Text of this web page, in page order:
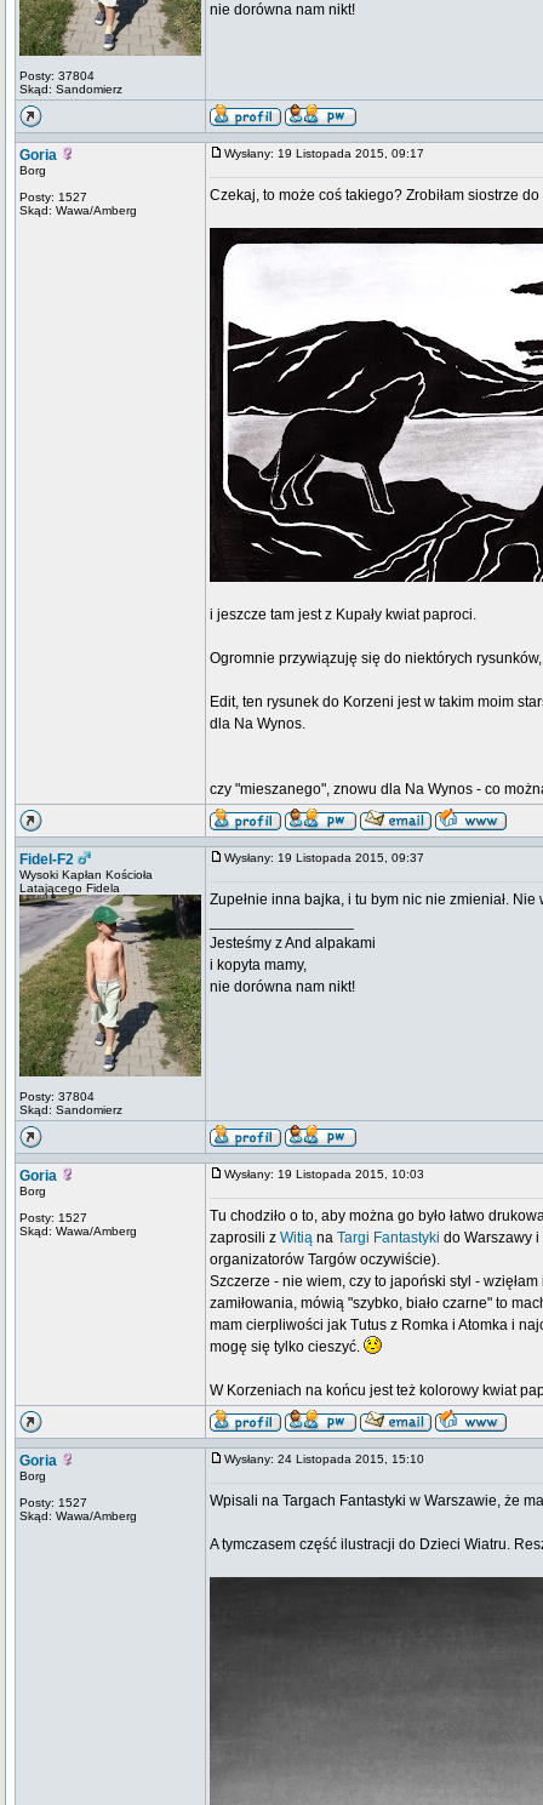
Posty: 37804
Skąd: Sandomierz
nie dorówna nam nikt!
Goria
Borg
Posty: 1527
Skąd: Wawa/Amberg
Wysłany: 19 Listopada 2015, 09:17
Czekaj, to może coś takiego? Zrobiłam siostrze do
i jeszcze tam jest z Kupały kwiat paproci.
Ogromnie przywiązuję się do niektórych
Edit, ten rysunek do Korzeni jest w takim moim
dla Na Wynos.
czy "mieszanego", znowu dla Na Wynos - co
Fidel-F2
Wysoki Kapłan Kościoła
Latającego Fidela
Posty: 37804
Skąd: Sandomierz
Wysłany: 19 Listopada 2015, 09:37
Zupełnie inna bajka, i tu bym nic nie zmieniał.
Jesteśmy z And alpakami
i kopyta mamy,
nie dorówna nam nikt!
Goria
Borg
Posty: 1527
Skąd: Wawa/Amberg
Wysłany: 19 Listopada 2015, 10:03
Tu chodziło o to, aby można go było łatwo
zaprosili z Witią na Targi Fantastyki do Warszawy
organizatorów Targów oczywiście).
Szczerze - nie wiem, czy to japoński styl -
zamiłowania, mówią "szybko, biało czarne" to
mam cierpliwości jak Tutus z Romka i Atomka i
mogę się tylko cieszyć.
W Korzeniach na końcu jest też kolorowy kwiat
Goria
Borg
Posty: 1527
Skąd: Wawa/Amberg
Wysłany: 24 Listopada 2015, 15:10
Wpisali na Targach Fantastyki w Warszawie, że
A tymczasem część ilustracji do Dzieci Wiatru.